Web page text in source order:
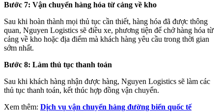
Bước 7: Vận chuyển hàng hóa từ cảng về kho
Sau khi hoàn thành mọi thủ tục cần thiết, hàng hóa đã được thông
quan, Nguyen Logistics sẽ điều xe, phương tiện để chở hàng hóa từ
cảng về kho hoặc địa điểm mà khách hàng yêu cầu trong thời gian
sớm nhất.
Bước 8: Làm thủ tục thanh toán
Sau khi khách hàng nhận được hàng, Nguyen Logistics sẽ làm các
thủ tục thanh toán, kết thúc hợp đồng vận chuyển.
Xem thêm: Dịch vụ vận chuyển hàng đường biển quốc tế